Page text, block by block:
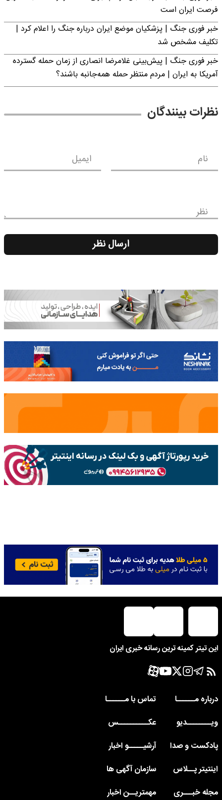
فرصت ایران است
خبر فوری جنگ | پزشکیان موضع ایران درباره جنگ را اعلام کرد |
تکلیف مشخص شد
خبر فوری جنگ | پیش‌بینی غلامرضا انصاری از زمان حمله گسترده
آمریکا به ایران | مردم منتظر حمله همه‌جانبه باشند؟
نظرات بینندگان
نام ایمیل
نظر
ارسال نظر
این تیتر کمینه ترین رسانه خبری ایران
درباره مــــــا
تماس با مــــــا
ویــــــــدیو
عکــــــــــس
پادکست و صدا
آرشیـــــو اخبار
اینتیتر پــلاس
سازمان آگهی ها
مجله خبـــری
مهمتریــن اخبار